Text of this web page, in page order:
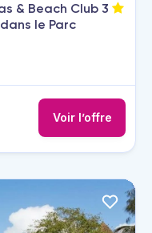
& Beach Club 3
le Parc
Voir l’offre